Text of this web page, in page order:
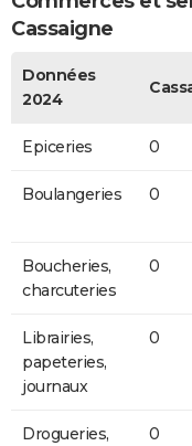
Cassaigne
Données
2024
Epiceries 0
Boulangeries 0
Boucheries,
charcuteries
0
Librairies,
papeteries,
journaux
0
Drogueries,
0